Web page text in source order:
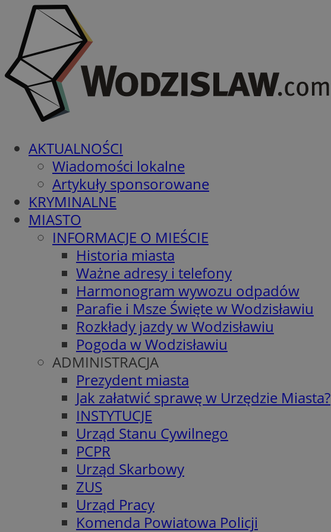
AKTUALNOŚCI
Wiadomości lokalne
Artykuły sponsorowane
KRYMINALNE
MIASTO
INFORMACJE O MIEŚCIE
Historia miasta
Ważne adresy i telefony
Harmonogram wywozu odpadów
Parafie i Msze Święte w Wodzisławiu
Rozkłady jazdy w Wodzisławiu
Pogoda w Wodzisławiu
ADMINISTRACJA
Prezydent miasta
Jak załatwić sprawę w Urzędzie Miasta?
INSTYTUCJE
Urząd Stanu Cywilnego
PCPR
Urząd Skarbowy
ZUS
Urząd Pracy
Komenda Powiatowa Policji